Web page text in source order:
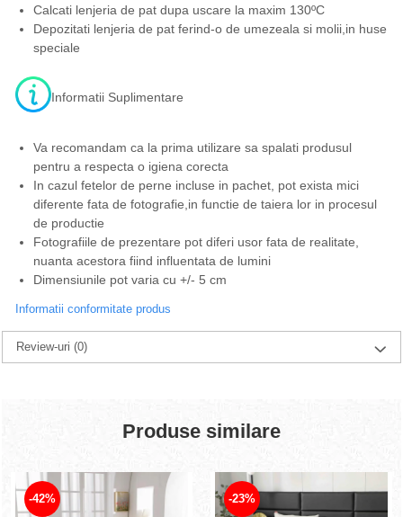
Calcati lenjeria de pat dupa uscare la maxim 130ºC
Depozitati lenjeria de pat ferind-o de umezeala si molii,in huse
speciale
Informatii Suplimentare
Va recomandam ca la prima utilizare sa spalati produsul
pentru a respecta o igiena corecta
In cazul fetelor de perne incluse in pachet, pot exista mici
diferente fata de fotografie,in functie de taiera lor in procesul
de productie
Fotografiile de prezentare pot diferi usor fata de realitate,
nuanta acestora fiind influentata de lumini
Dimensiunile pot varia cu +/- 5 cm
Informatii conformitate produs
Review-uri(0)
Produse similare
-42% -23%